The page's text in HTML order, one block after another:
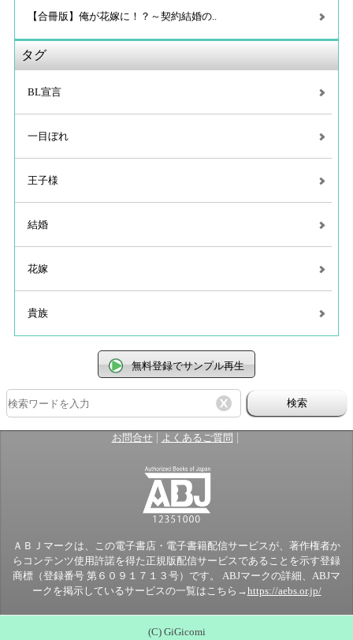
【合冊版】俺が花嫁に！？～契約結婚の..
タグ
BL宣言
一目ぼれ
王子様
結婚
花嫁
貴族
無料登録でサンプル再生
検索
お問合せ| よくあるご質問 |
ＡＢＪマークは、この電子書店・電子書籍配信サービスが、著作権者か
らコンテンツ使用許諾を得た正規版配信サービスであることを示す登録
商標（登録番号 第６０９１７１３号）です。 ABJマークの詳細、ABJマ
ークを掲示しているサービスの一覧はこちら→https://aebs.or.jp/
(C) GiGicomi